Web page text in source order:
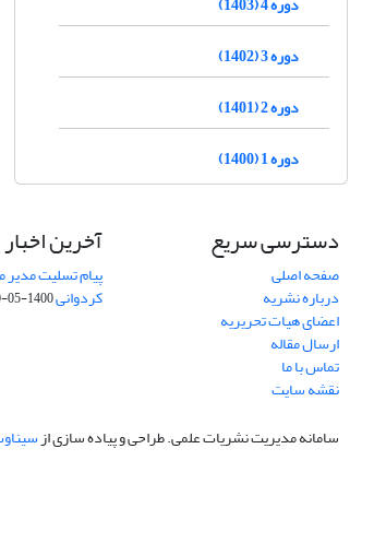
دوره 3 (1402)
دوره 2 (1401)
دوره 1 (1400)
دسترسی سریع
صفحه اصلی
درباره نشریه
اعضای هیات تحریریه
ارسال مقاله
تماس با ما
نقشه سایت
آخرین اخبار
پیام تسلیت
کردوانی1400-05-30
سامانه مدیریت نشریات علمی.طراحی و پیاده سازی از